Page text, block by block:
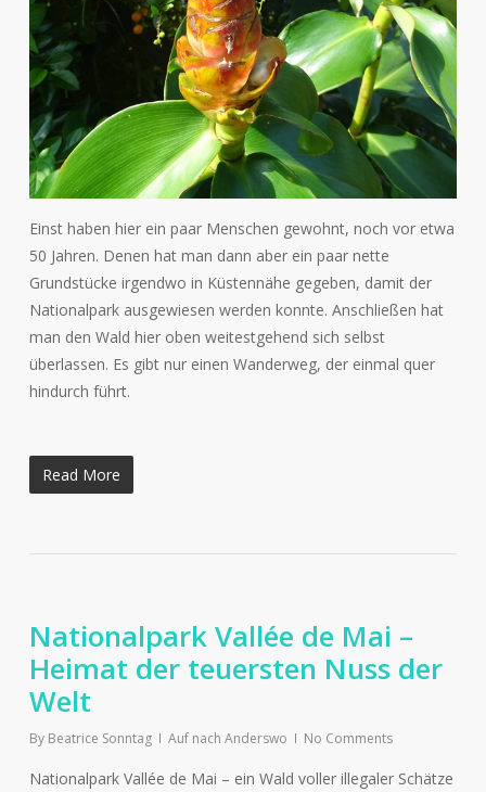
Einst haben hier ein paar Menschen gewohnt, noch vor etwa
50 Jahren. Denen hat man dann aber ein paar nette
Grundstücke irgendwo in Küstennähe gegeben, damit der
Nationalpark ausgewiesen werden konnte. Anschließen hat
man den Wald hier oben weitestgehend sich selbst
überlassen. Es gibt nur einen Wanderweg, der einmal quer
hindurch führt.
Read More
Nationalpark Vallée de Mai –
Heimat der teuersten Nuss der
Welt
By Beatrice Sonntag Auf nach Anderswo No Comments
Nationalpark Vallée de Mai – ein Wald voller illegaler Schätze